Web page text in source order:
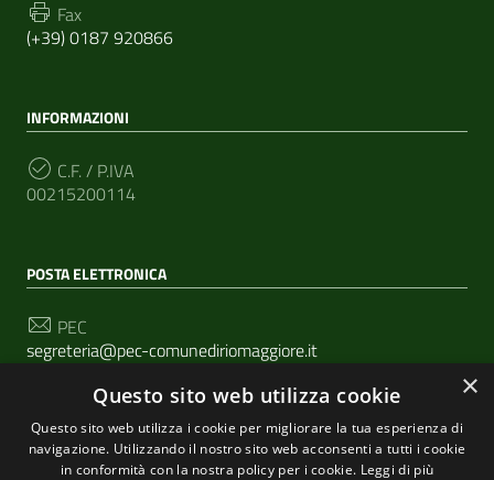
Fax
(+39) 0187 920866
INFORMAZIONI
C.F. / P.IVA
00215200114
POSTA ELETTRONICA
PEC
segreteria@pec-comunediriomaggiore.it
Email
urp@comune.riomaggiore.sp.it
×
Questo sito web utilizza cookie
Questo sito web utilizza i cookie per migliorare la tua esperienza di
navigazione. Utilizzando il nostro sito web acconsenti a tutti i cookie
in conformità con la nostra policy per i cookie. Leggi di più